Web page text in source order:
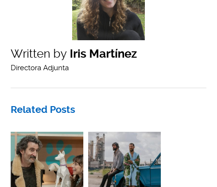
Written by Iris Martínez
Directora Adjunta
Related Posts